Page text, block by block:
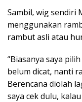
Sambil, wig sendiri
menggunakan
rambut asli atau
“Biasanya saya
belum dicat, nanti
Berencana diolah
saya cek dulu,